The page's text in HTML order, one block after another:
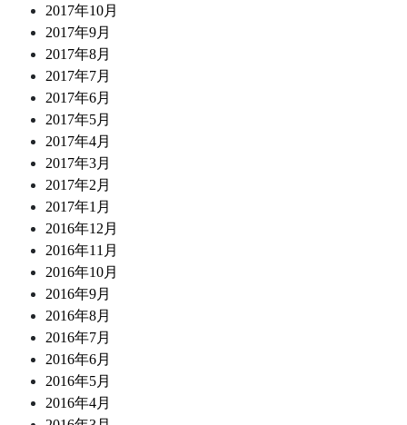
2017年10月
2017年9月
2017年8月
2017年7月
2017年6月
2017年5月
2017年4月
2017年3月
2017年2月
2017年1月
2016年12月
2016年11月
2016年10月
2016年9月
2016年8月
2016年7月
2016年6月
2016年5月
2016年4月